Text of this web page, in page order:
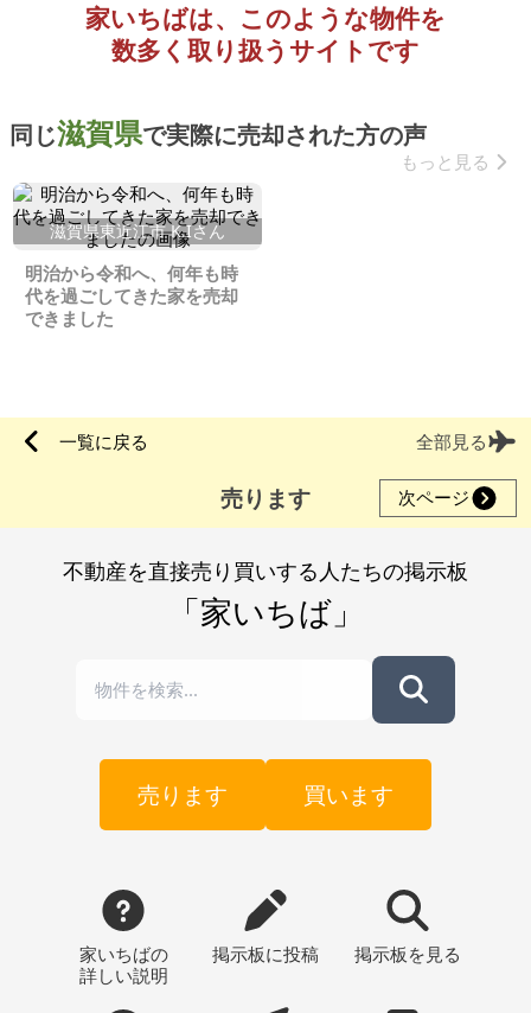
家いちばは、このような物件を
数多く取り扱うサイトです
同じ滋賀県で実際に売却された方の声
もっと見る
滋賀県東近江市 K.Iさん
明治から令和へ、何年も時
代を過ごしてきた家を売却
できました
一覧に戻る 全部見る
売ります 次ページ
不動産を直接売り買いする人たちの掲示板
「家いちば」
売ります 買います
家いちばの
詳しい説明
掲示板に投稿 掲示板 を見る